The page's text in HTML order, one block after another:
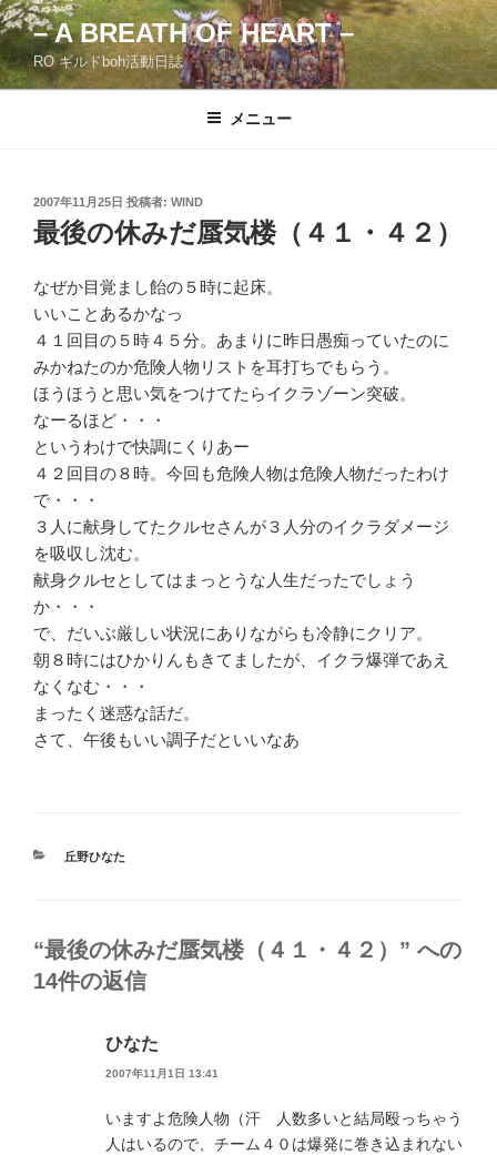
コ
ン
テ
ン
– A BREATH OF HEART –
RO ギルドboh活動日誌
メニュー
投
稿
日:
2007年11月25日 投稿者: WIND
最後の休みだ蜃気楼（４１・４２）
なぜか目覚まし飴の５時に起床。
いいことあるかなっ
４１回目の５時４５分。あまりに昨日愚痴っていたのに
みかねたのか危険人物リストを耳打ちでもらう。
ほうほうと思い気をつけてたらイクラゾーン突破。
なーるほど・・・
というわけで快調にくりあー
４２回目の８時。今回も危険人物は危険人物だったわけ
で・・・
３人に献身してたクルセさんが３人分のイクラダメージ
を吸収し沈む。
献身クルセとしてはまっとうな人生だったでしょう
か・・・
で、だいぶ厳しい状況にありながらも冷静にクリア。
朝８時にはひかりんもきてましたが、イクラ爆弾であえ
なくなむ・・・
まったく迷惑な話だ。
さて、午後もいい調子だといいなあ
カ
丘野ひなた
“最後の休みだ蜃気楼（４１・４２）” への
14件の返信
ひなた
2007年11月1日 13:41
いますよ危険人物（汗 人数多いと結局殴っちゃう
人はいるので、チーム４０は爆発に巻き込まれない